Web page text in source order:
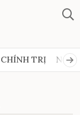
CHÍNH TRỊ NGHỊ